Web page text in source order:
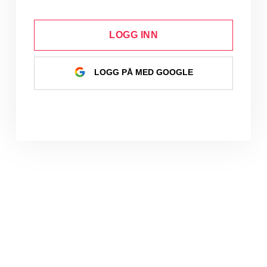
LOGG INN
LOGG PÅ MED GOOGLE